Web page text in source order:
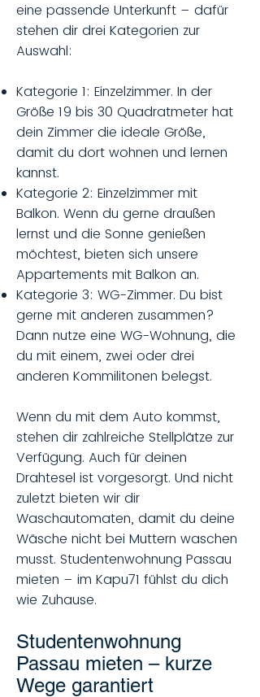
eine passende Unterkunft – dafür
stehen dir drei Kategorien zur
Auswahl:
Kategorie 1: Einzelzimmer. In der
Größe 19 bis 30 Quadratmeter hat
dein Zimmer die ideale Größe,
damit du dort wohnen und lernen
kannst.
Kategorie 2: Einzelzimmer mit
Balkon. Wenn du gerne draußen
lernst und die Sonne genießen
möchtest, bieten sich unsere
Appartements mit Balkon an.
Kategorie 3: WG-Zimmer. Du bist
gerne mit anderen zusammen?
Dann nutze eine WG-Wohnung, die
du mit einem, zwei oder drei
anderen Kommilitonen belegst.
Wenn du mit dem Auto kommst,
stehen dir zahlreiche Stellplätze zur
Verfügung. Auch für deinen
Drahtesel ist vorgesorgt. Und nicht
zuletzt bieten wir dir
Waschautomaten, damit du deine
Wäsche nicht bei Muttern waschen
musst. Studentenwohnung Passau
mieten – im Kapu71 fühlst du dich
wie Zuhause.
Studentenwohnung
Passau mieten – kurze
Wege garantiert